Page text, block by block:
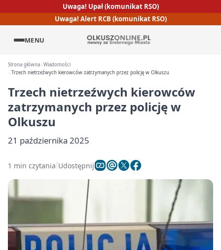
Uwaga! Upał (komunikat RSO)
Uwaga! Alert RCB (komunikat RSO)
MENU
Strona główna Wiadomości
Trzech nietrzeźwych kierowców zatrzymanych przez policję w Olkuszu
Trzech nietrzeźwych kierowców
zatrzymanych przez policję w
Olkuszu
21 października 2025
1 min czytania Udostępnij